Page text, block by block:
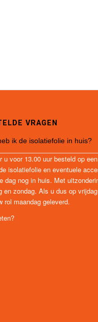
VRAGEN
ik de isolatiefolie in huis?
u voor 13.00 uur besteld op
isolatiefolie en eventuele
dag nog in huis. Met
en zondag. Als u dus op
rol maandag geleverd.